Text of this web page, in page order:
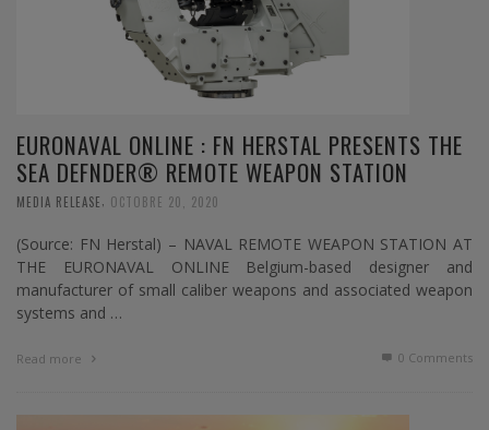
EURONAVAL ONLINE : FN HERSTAL PRESENTS THE
SEA DEFNDER® REMOTE WEAPON STATION
MEDIA RELEASE, OCTOBRE 20, 2020
(Source: FN Herstal) – NAVAL REMOTE WEAPON STATION AT
THE EURONAVAL ONLINE Belgium-based designer and
manufacturer of small caliber weapons and associated weapon
systems and …
Read more 0 Comments